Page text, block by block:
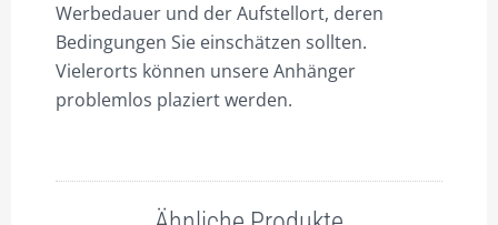
Werbedauer und der Aufstellort, deren
Bedingungen Sie einschätzen sollten.
Vielerorts können unsere Anhänger
problemlos plaziert werden.